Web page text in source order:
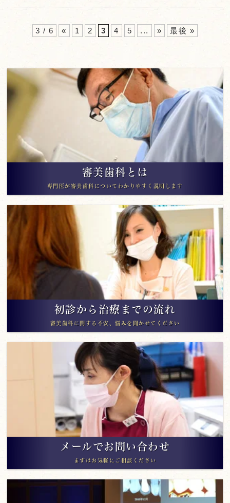
3 / 6 « 1 2 3 4 5 ... » 最後 »
審美歯科とは
専門医が審美歯科についてわかりやすく説明します
初診から治療までの流れ
審美歯科に関する不安、悩みを聞かせてください
メールでお問い合わせ
まずはお気軽にご相談ください